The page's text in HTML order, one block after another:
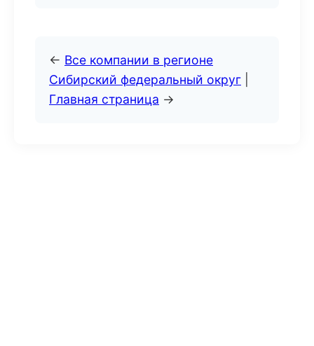
← Все компании в регионе
Сибирский федеральный округ
Главная страница →